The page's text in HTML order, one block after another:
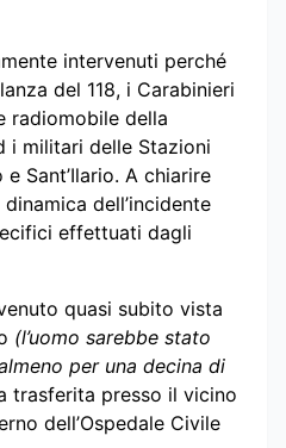
intervenuti perché
del 118, i Carabinieri
radiomobile della
i militari delle Stazioni
Sant’Ilario. A chiarire
dell’incidente
effettuati dagli
quasi subito vista
(l’uomo sarebbe stato
per una decina di
trasferita presso il vicino
dell’Ospedale Civile